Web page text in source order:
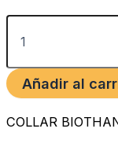
Añadir al
COLLAR